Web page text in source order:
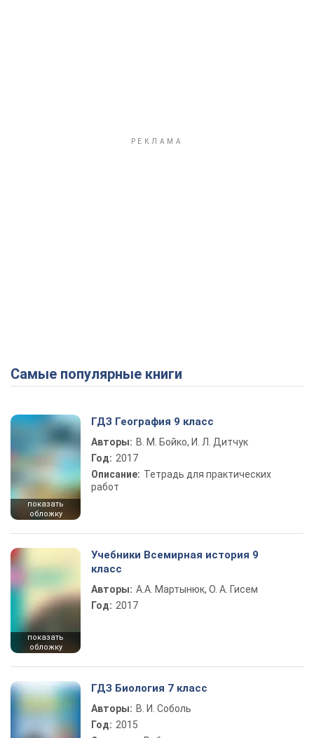
Самые популярные книги
показать
обложку
ГДЗ География 9 класс
Авторы: В. М. Бойко, И. Л. Дитчук
Год: 2017
Описание: Тетрадь для практических
работ
показать
обложку
Учебники Всемирная история 9
класс
Авторы: А.А. Мартынюк, О. А. Гисем
Год: 2017
ГДЗ Биология 7 класс
Авторы: В. И. Соболь
Год: 2015